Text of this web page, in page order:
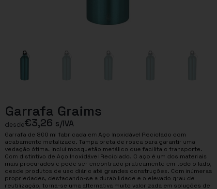
Garrafa Graims
desde€3,26 s/IVA
Garrafa de 800 ml fabricada em Aço Inoxidável Reciclado com
acabamento metalizado. Tampa preta de rosca para garantir uma
vedação ótima. Inclui mosquetão metálico que facilita o transporte.
Com distintivo de Aço Inoxidável Reciclado. O aço é um dos materiais
mais procurados e pode ser encontrado praticamente em todo o lado,
desde produtos de uso diário até grandes construções. Com inúmeras
propriedades, destacando-se a durabilidade e o elevado grau de
reutilização, torna-se uma alternativa muito valorizada em soluções de